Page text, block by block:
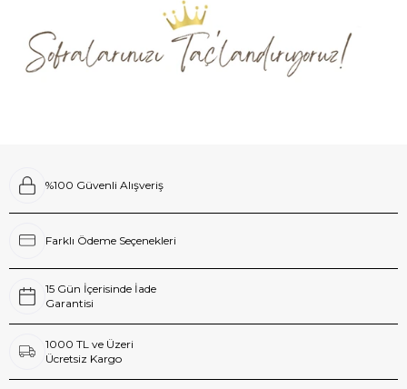
%100 Güvenli Alışveriş
Farklı Ödeme Seçenekleri
15 Gün İçerisinde İade
Garantisi
1000 TL ve Üzeri
Ücretsiz Kargo